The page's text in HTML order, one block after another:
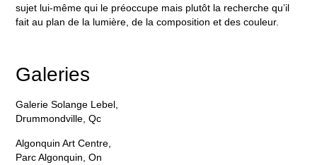
sujet lui-même qui le préoccupe mais plutôt la recherche qu’il
fait au plan de la lumière, de la composition et des couleur.
Galeries
Galerie Solange Lebel,
Drummondville, Qc
Algonquin Art Centre,
Parc Algonquin, On